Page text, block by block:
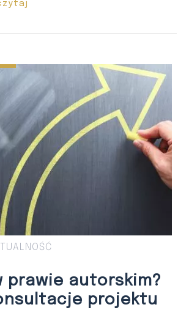
prawie autorskim?
projektu